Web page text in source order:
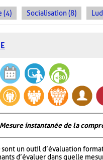
(4) Socialisation (8)
Mesure instantanée de la
sont un outil d’évaluation
d’évaluer dans quelle